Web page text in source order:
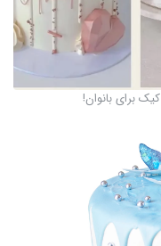
برای بانوان!